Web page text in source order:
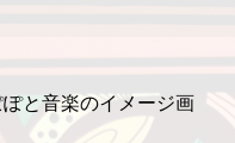
と音楽のイメージ画